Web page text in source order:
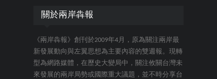
關於兩岸犇報
《兩岸犇報》創刊於2009年4月，原為關注兩岸最
新發展動向與左翼思想為主要內容的雙週報。現轉
型為網路媒體，在歷史大變局中，關注攸關台灣未
來發展的兩岸局勢或國際重大議題，並不時分享台